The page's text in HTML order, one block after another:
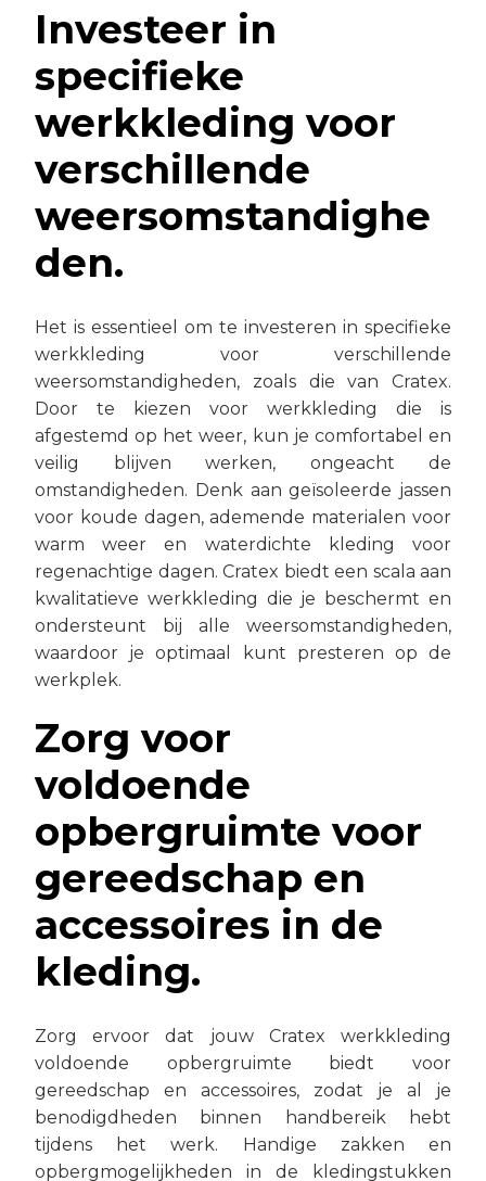
Investeer in
specifieke
werkkleding voor
verschillende
weersomstandighe
den.
Het is essentieel om te investeren in specifieke
werkkleding voor verschillende
weersomstandigheden, zoals die van Cratex.
Door te kiezen voor werkkleding die is
afgestemd op het weer, kun je comfortabel en
veilig blijven werken, ongeacht de
omstandigheden. Denk aan geïsoleerde jassen
voor koude dagen, ademende materialen voor
warm weer en waterdichte kleding voor
regenachtige dagen. Cratex biedt een scala aan
kwalitatieve werkkleding die je beschermt en
ondersteunt bij alle weersomstandigheden,
waardoor je optimaal kunt presteren op de
werkplek.
Zorg voor
voldoende
opbergruimte voor
gereedschap en
accessoires in de
kleding.
Zorg ervoor dat jouw Cratex werkkleding
voldoende opbergruimte biedt voor
gereedschap en accessoires, zodat je al je
benodigdheden binnen handbereik hebt
tijdens het werk. Handige zakken en
opbergmogelijkheden in de kledingstukken